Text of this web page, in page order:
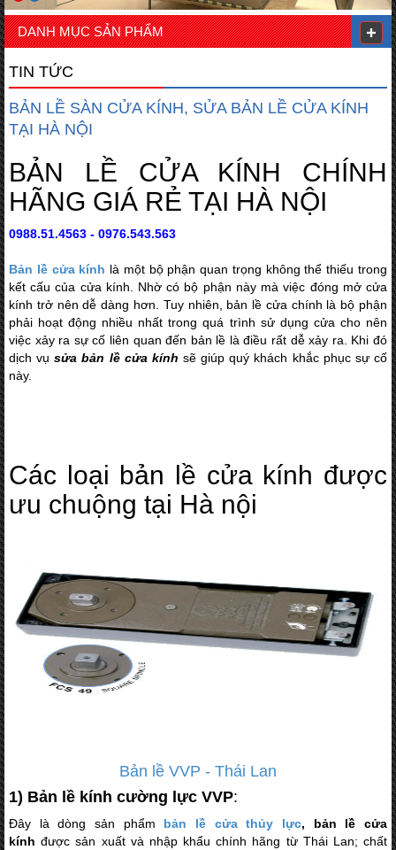
DANH MỤC SẢN PHẨM
TIN TỨC
BẢN LỀ SÀN CỬA KÍNH, SỬA BẢN LỀ CỬA KÍNH
TẠI HÀ NỘI
BẢN LỀ CỬA KÍNH CHÍNH
HÃNG GIÁ RẺ TẠI HÀ NỘI
0988.51.4563 - 0976.543.563
Bản lề cửa kính là một bộ phận quan trọng không thể thiếu trong
kết cấu của cửa kính. Nhờ có bộ phận này mà việc đóng mở cửa
kính trở nên dễ dàng hơn. Tuy nhiên, bản lề cửa chính là bộ phận
phải hoạt động nhiều nhất trong quá trình sử dụng cửa cho nên
việc xảy ra sự cố liên quan đến bản lề là điều rất dễ xảy ra. Khi đó
dịch vụsửa bản lề cửa kính sẽ giúp quý khách khắc phục sự cố
này.
Các loại bản lề cửa kính được
ưu chuộng tại Hà nội
Bản lề VVP - Thái Lan
1) Bản lề kính cường lực VVP:
Đây là dòng sản phẩm bản lề cửa thủy lực, bản lề cửa
kính được sản xuất và nhập khẩu chính hãng từ Thái Lan; chất